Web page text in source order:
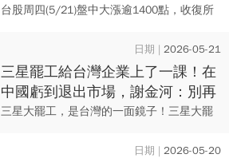
張原因是？目標價、支撐價、壓力
台股周四(5/21)盤中大漲逾1400點，收復所
股之一群創(3481)再度亮燈漲停來到40.6元
超...
2026-05-21
三星罷工給台灣企業上了一課！在
中國虧到退出市場，謝金河：別再
鼓勵二次西進，這是自不量力
三星大罷工，是台灣的一面鏡子！三星大罷
理要求「物極必反」，更像提油救火，工會
2026-05-20